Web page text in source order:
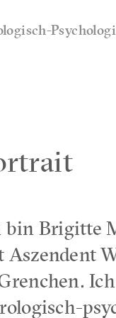
bin Brigitte
Aszendent